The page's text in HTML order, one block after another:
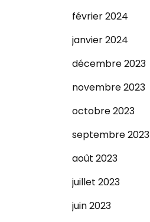
février 2024
janvier 2024
décembre 2023
novembre 2023
octobre 2023
septembre 2023
août 2023
juillet 2023
juin 2023